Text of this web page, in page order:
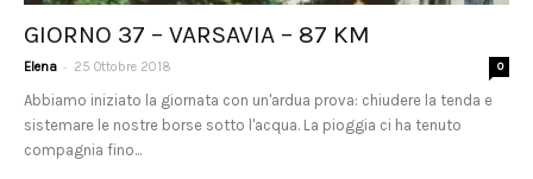
GIORNO 37 – VARSAVIA – 87 KM
Elena - 25 Ottobre 2018 0
Abbiamo iniziato la giornata con un'ardua prova: chiudere la tenda e
sistemare le nostre borse sotto l'acqua. La pioggia ci ha tenuto
compagnia fino...